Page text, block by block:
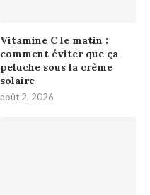
Vitamine C le matin :
comment éviter que ça
peluche sous la crème
solaire
août 2, 2026